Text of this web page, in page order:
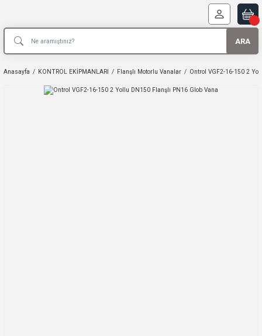
ARA
Anasayfa KONTROL EKİPMANLARI Flanşlı Motorlu Vanalar Ontrol VGF2-16-150 2